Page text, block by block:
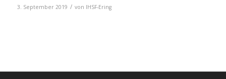
3. September 2019 / von IHSF-Ering